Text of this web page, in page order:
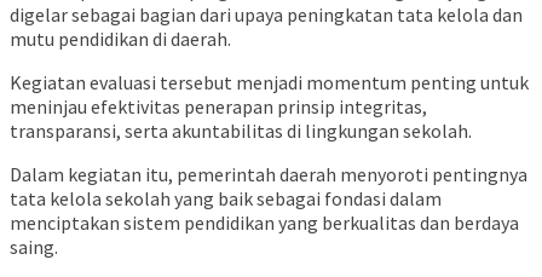
digelar sebagai bagian dari upaya peningkatan tata kelola dan
mutu pendidikan di daerah.
Kegiatan evaluasi tersebut menjadi momentum penting untuk
meninjau efektivitas penerapan prinsip integritas,
transparansi, serta akuntabilitas di lingkungan sekolah.
Dalam kegiatan itu, pemerintah daerah menyoroti pentingnya
tata kelola sekolah yang baik sebagai fondasi dalam
menciptakan sistem pendidikan yang berkualitas dan berdaya
saing.